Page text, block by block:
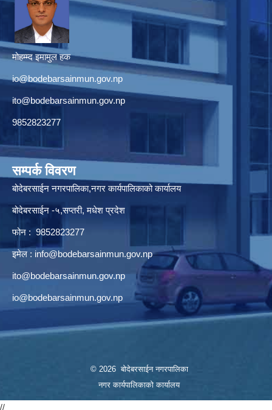
मोहम्म्द इमामुल हक
io@bodebarsainmun.gov.np
ito@bodebarsainmun.gov.np
9852823277
सम्पर्क विवरण
बोदेबरसाईन नगरपालिका,नगर कार्यपालिकाको कार्यालय
बोदेबरसाईन -५,सप्तरी, मधेश प्रदेश
फोन : 9852823277
इमेल : info@bodebarsainmun.gov.np
ito@bodebarsainmun.gov.np
io@bodebarsainmun.gov.np
© 2026 बोदेबरसाईन नगरपालिका
नगर कार्यपालिकाको कार्यालय
//